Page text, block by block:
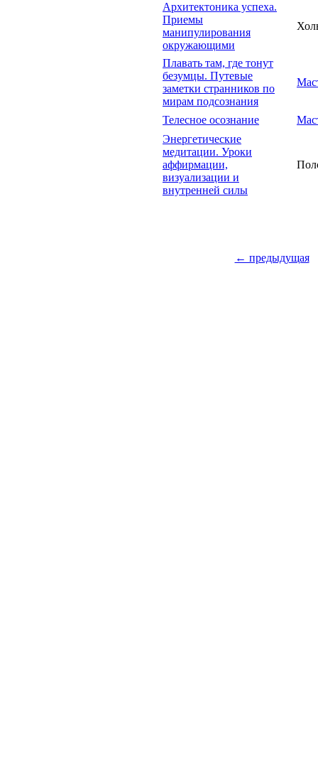
Архитектоника успеха.
Приемы
манипулирования
окружающими
Плавать там, где тонут
безумцы. Путевые
заметки странников по
мирам подсознания
Телесное осознание
Энергетические
медитации. Уроки
аффирмации,
визуализации и
внутренней силы
← предыдущая